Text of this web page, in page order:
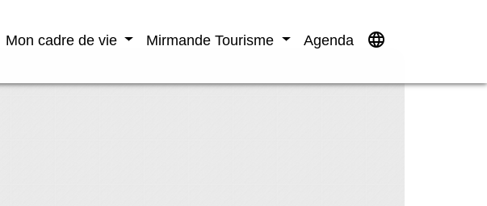
Mon cadre de vie Mirmande Tourisme Agenda language